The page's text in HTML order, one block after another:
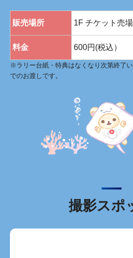
販売場所 1F チケット売場
料金 600円(税込）
※ラリー台紙・特典はなくなり次第終了
でのお渡しです。
撮影スポ